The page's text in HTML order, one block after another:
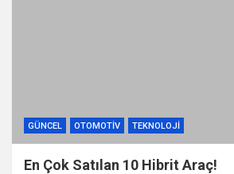
GÜNCEL OTOMOTIV TEKNOLOJI
En Çok Satılan 10 Hibrit Araç!